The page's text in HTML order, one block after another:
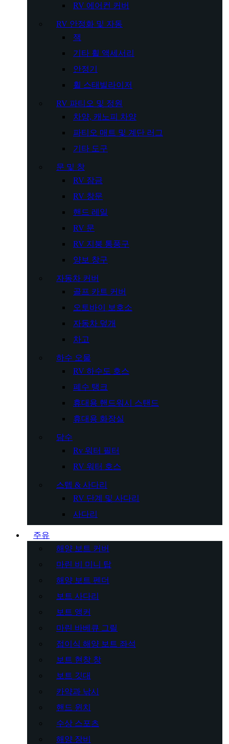
RV 에어컨 커버
RV 안정화 및 자동
잭
기타 휠 액세서리
안정기
휠 스태빌라이저
RV 파티오 및 정원
차양, 캐노피 차양
파티오 매트 및 계단 러그
기타 도구
문 및 창
RV 잠금
RV 창문
핸드 레일
RV 문
RV 지붕 통풍구
양보 창구
자동차 커버
골프 카트 커버
오토바이 보호소
자동차 덮개
차고
하수 오물
RV 하수도 호스
폐수 탱크
휴대용 핸드워시 스탠드
휴대용 화장실
담수
Rv 워터 필터
RV 워터 호스
스텝 & 사다리
RV 단계 및 사다리
사다리
주유
해양 보트 커버
마린 비 미니 탑
해양 보트 펜더
보트 사다리
보트 앵커
마린 바베큐 그릴
접이식 해양 보트 좌석
보트 현창 창
보트 깃대
카약과 낚시
핸드 윈치
수상 스포츠
해양 장비